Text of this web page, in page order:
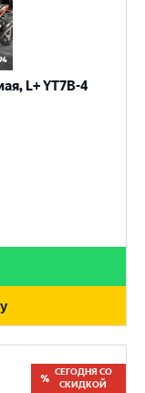
L+ YT7B-4
СЕГОДНЯ СО
СКИДКОЙ